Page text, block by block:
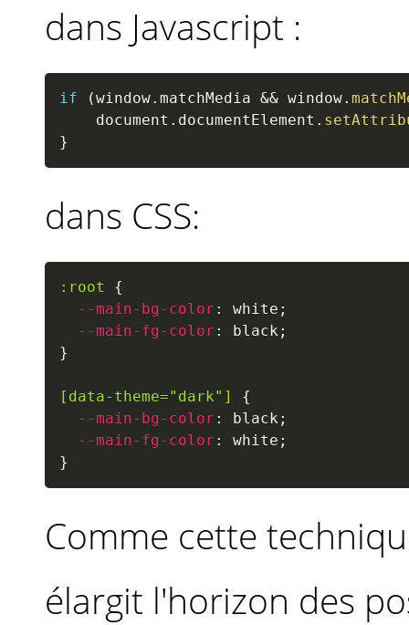
dans Javascript :
if (window. matchMedia && window.
    document
. documentElement .
}
dans CSS:
:root
{
--main-bg-color : white ;
--main-fg-color : black ;
}
[data-theme="dark"]
{
--main-bg-color : black ;
--main-fg-color : white ;
}
Comme cette
élargit l'horizon des